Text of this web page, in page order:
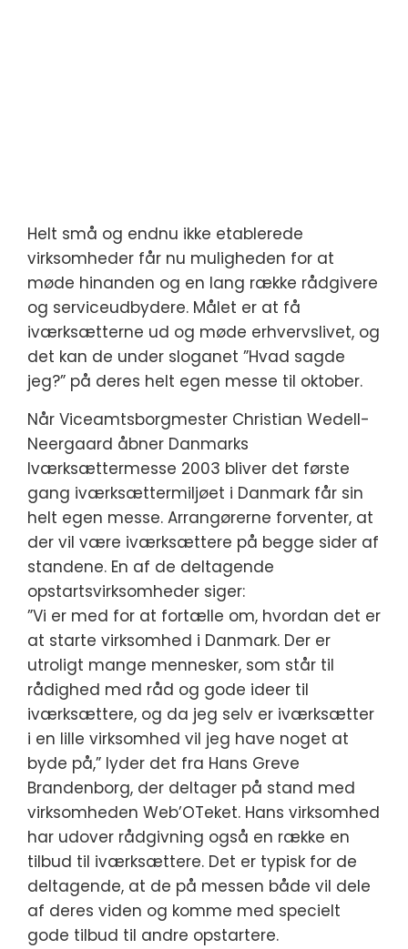
Helt små og endnu ikke etablerede
virksomheder får nu muligheden for at
møde hinanden og en lang række rådgivere
og serviceudbydere. Målet er at få
iværksætterne ud og møde erhvervslivet, og
det kan de under sloganet ”Hvad sagde
jeg?” på deres helt egen messe til oktober.
Når Viceamtsborgmester Christian Wedell-
Neergaard åbner Danmarks
Iværksættermesse 2003 bliver det første
gang iværksættermiljøet i Danmark får sin
helt egen messe. Arrangørerne forventer, at
der vil være iværksættere på begge sider af
standene. En af de deltagende
opstartsvirksomheder siger:
”Vi er med for at fortælle om, hvordan det er
at starte virksomhed i Danmark. Der er
utroligt mange mennesker, som står til
rådighed med råd og gode ideer til
iværksættere, og da jeg selv er iværksætter
i en lille virksomhed vil jeg have noget at
byde på,” lyder det fra Hans Greve
Brandenborg, der deltager på stand med
virksomheden Web’OTeket. Hans virksomhed
har udover rådgivning også en række en
tilbud til iværksættere. Det er typisk for de
deltagende, at de på messen både vil dele
af deres viden og komme med specielt
gode tilbud til andre opstartere.